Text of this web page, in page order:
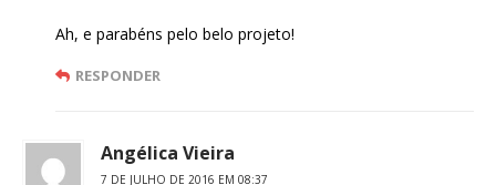
Ah, e parabéns pelo belo projeto!
RESPONDER
Angélica Vieira
7 DE JULHO DE 2016 EM 08:37